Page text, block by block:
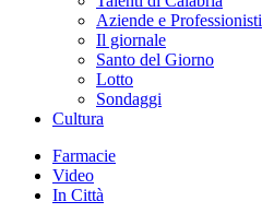
Aziende e Professionisti
Il giornale
Santo del Giorno
Lotto
Sondaggi
Cultura
Farmacie
Video
In Città